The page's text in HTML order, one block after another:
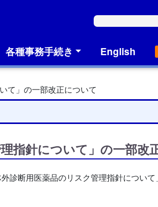
各種事務手続き English
て」の一部改正について
指針について」の一部改
診断用医薬品のリスク管理指針について